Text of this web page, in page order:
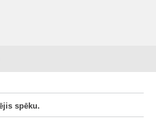
spēku.